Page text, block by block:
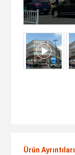
Ürün Ayrıntıları